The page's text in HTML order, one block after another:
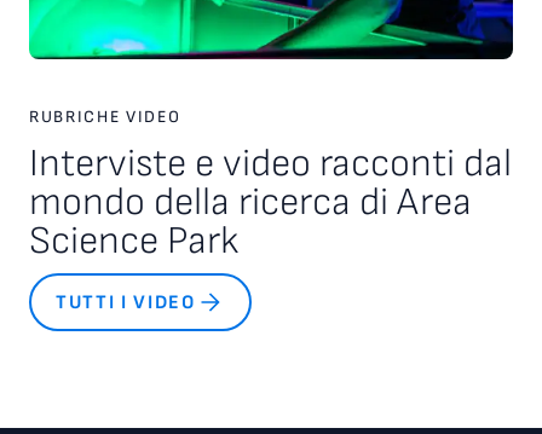
RUBRICHE VIDEO
Interviste e video racconti dal
mondo della ricerca di Area
Science Park
TUTTI I VIDEO